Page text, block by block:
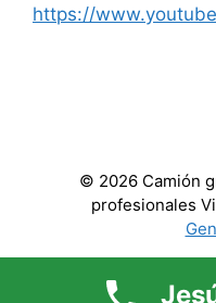
https://
© 2026 Camión
profesionales